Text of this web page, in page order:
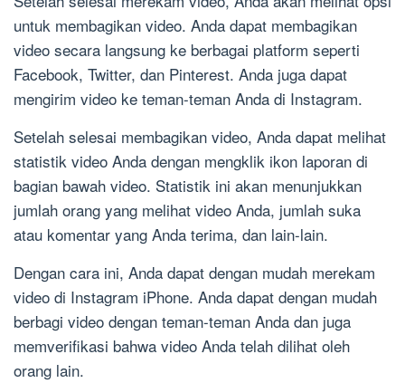
untuk membagikan video. Anda dapat membagikan
video secara langsung ke berbagai platform seperti
Facebook, Twitter, dan Pinterest. Anda juga dapat
mengirim video ke teman-teman Anda di Instagram.
Setelah selesai membagikan video, Anda dapat melihat
statistik video Anda dengan mengklik ikon laporan di
bagian bawah video. Statistik ini akan menunjukkan
jumlah orang yang melihat video Anda, jumlah suka
atau komentar yang Anda terima, dan lain-lain.
Dengan cara ini, Anda dapat dengan mudah merekam
video di Instagram iPhone. Anda dapat dengan mudah
berbagi video dengan teman-teman Anda dan juga
memverifikasi bahwa video Anda telah dilihat oleh
orang lain.